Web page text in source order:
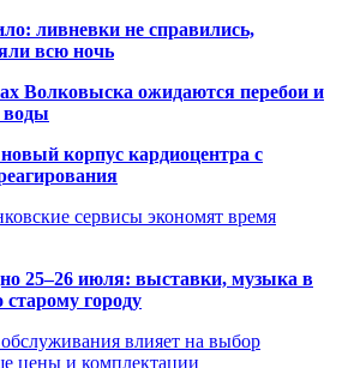
ливневки не справились,
всю ночь
Волковыска ожидаются перебои и
воды
корпус кардиоцентра с
сервисы экономят время
25–26 июля: выставки, музыка в
старому городу
влияет на выбор
цены и комплектации